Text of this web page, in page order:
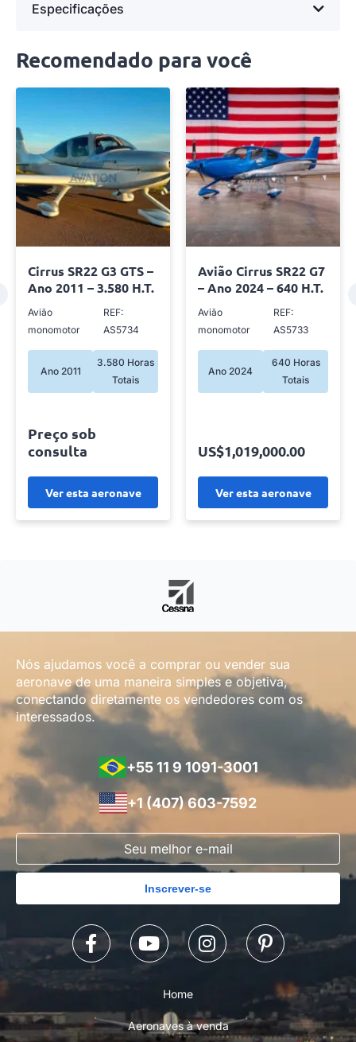
Especificações
Recomendado para você
Cirrus SR22 G3 GTS –
Ano 2011 – 3.580 H.T.
Avião
monomotor
REF:
AS5734
Ano 2011
3.580 Horas
Totais
Ver esta aeronave
Preço sob
consulta
Avião Cirrus SR22 G7
– Ano 2024 – 640 H.T.
Avião
monomotor
REF:
AS5733
Ano 2024
640 Horas
Totais
Ver esta aeronave
US$1,019,000.00
Nós ajudamos você a comprar ou vender sua
aeronave de uma maneira simples e objetiva,
conectando diretamente os vendedores com os
interessados.
+55 11 9 1091-3001
+1 (407) 603-7592
Inscrever-se
Home
Aeronaves à venda